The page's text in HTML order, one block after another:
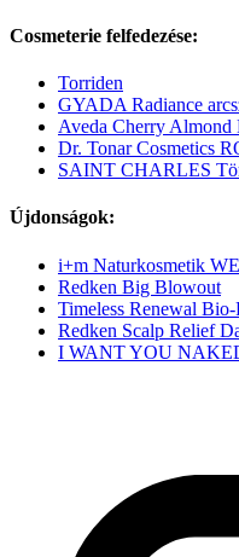
Cosmeterie felfedezése:
Torriden
GYADA Radiance
Aveda Cherry Almond
Dr. Tonar Cosmetics
SAINT CHARLES
Újdonságok:
i+m Naturkosmetik
Redken Big Blowout
Timeless Renewal
Redken Scalp Relief
I WANT YOU